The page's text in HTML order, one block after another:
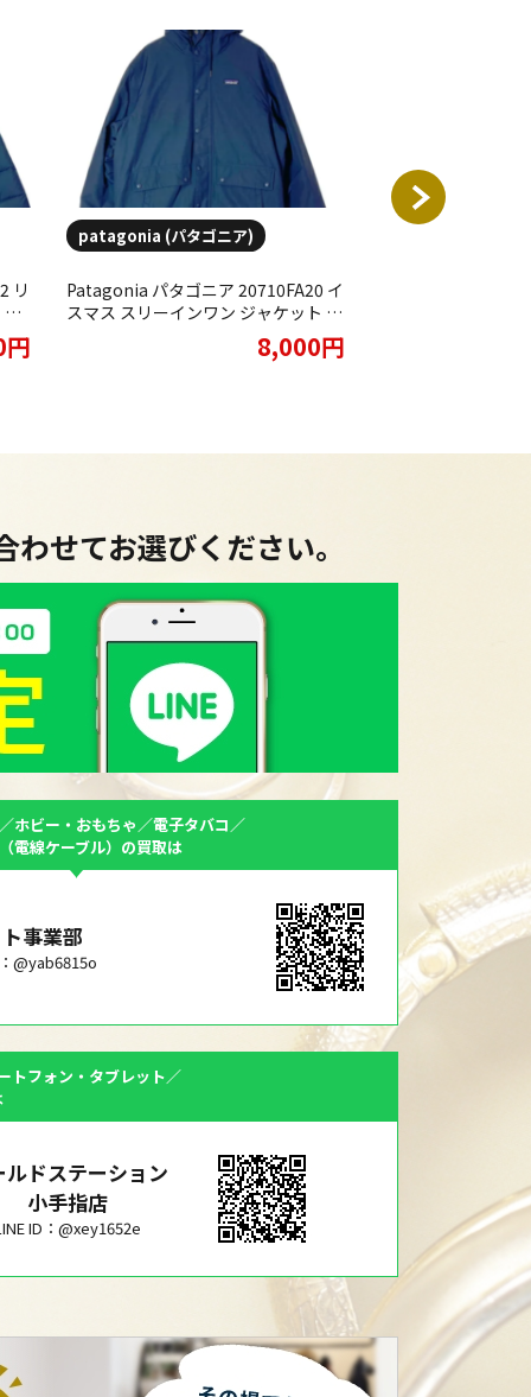
リ
取
patagonia (パタゴニア)
Patagonia パタゴニア 20710FA20 イ
スマス スリーインワン ジャケット ネ
イビー をお買取りさせていただきま
8,000円
せてお選びください。
ホビー・おもちゃ／電子タバコ／
電線ケーブル）の買取は
事業部
@yab6815o
トフォン・タブレット／
ルドステーション
小手指店
ID：@xey1652e